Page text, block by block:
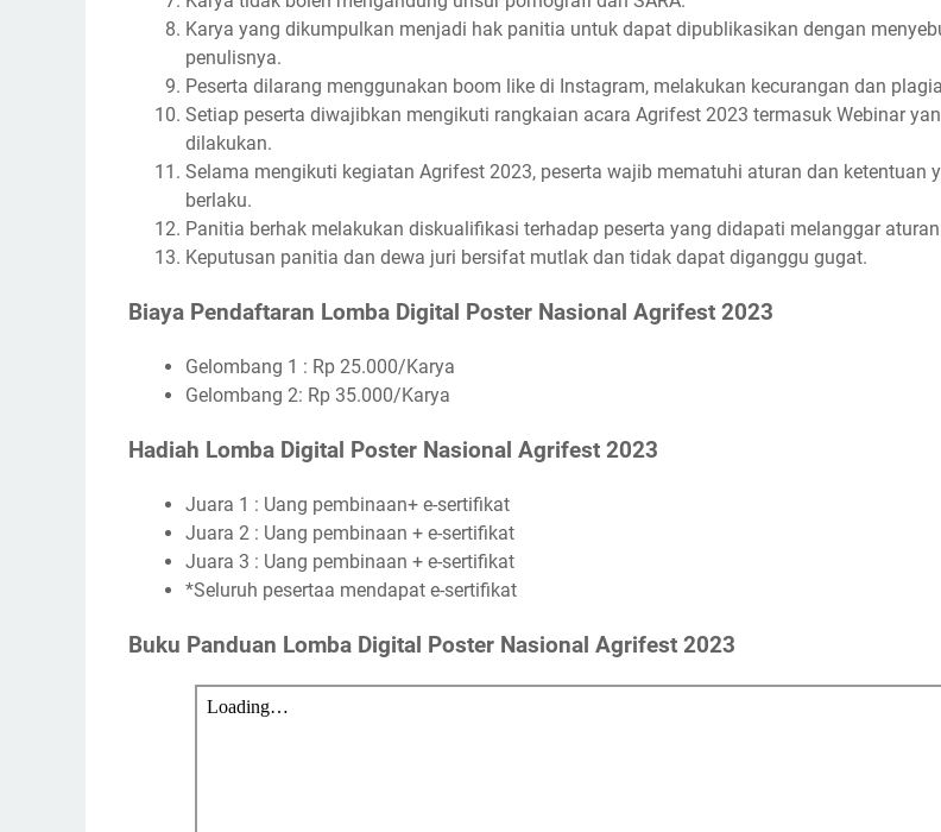
Karya yang dikumpulkan menjadi hak panitia untuk dapat dipublikasikan dengan
penulisnya.
Peserta dilarang menggunakan boom like di Instagram, melakukan kecurangan dan
Setiap peserta diwajibkan mengikuti rangkaian acara Agrifest 2023 termasuk Webinar
dilakukan.
Selama mengikuti kegiatan Agrifest 2023, peserta wajib mematuhi aturan dan ketentuan
berlaku.
Panitia berhak melakukan diskualifikasi terhadap peserta yang didapati melanggar
Keputusan panitia dan dewa juri bersifat mutlak dan tidak dapat diganggu gugat.
Biaya Pendaftaran Lomba Digital Poster Nasional Agrifest 2023
Gelombang 1 : Rp 25.000/Karya
Gelombang 2: Rp 35.000/Karya
Hadiah Lomba Digital Poster Nasional Agrifest 2023
Juara 1 : Uang pembinaan+ e-sertifikat
Juara 2 : Uang pembinaan + e-sertifikat
Juara 3 : Uang pembinaan + e-sertifikat
*Seluruh pesertaa mendapat e-sertifikat
Buku Panduan Lomba Digital Poster Nasional Agrifest 2023